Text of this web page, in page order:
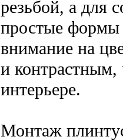
резьбой, а для
простые
внимание на
и контрастным,
интерьере.
Монтаж